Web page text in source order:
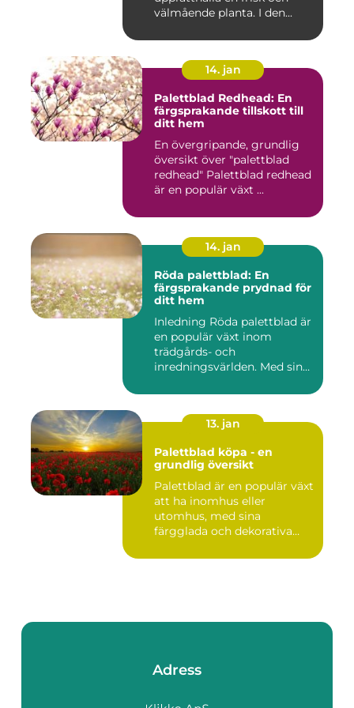
välmående planta. I den...
14. jan
Palettblad Redhead: En
färgsprakande tillskott till
ditt hem
En övergripande, grundlig
översikt över "palettblad
redhead" Palettblad redhead
är en populär växt ...
14. jan
Röda palettblad: En
färgsprakande prydnad för
ditt hem
Inledning Röda palettblad är
en populär växt inom
trädgårds- och
inredningsvärlden. Med sina
13. jan
Palettblad köpa - en
grundlig översikt
Palettblad är en populär växt
att ha inomhus eller
utomhus, med sina
färgglada och dekorativa
Adress